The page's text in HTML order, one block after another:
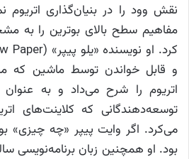
نقش وود را در بنیان‌گذاری اتریوم
مفاهیم سطح بالای بوترین را به
و قابل خواندن توسط ماشین
اتریوم را شرح می‌داد و به
توسعه‌دهندگانی که کلاینت‌های
می‌کرد. اگر وایت پیپر «چه چیزی»